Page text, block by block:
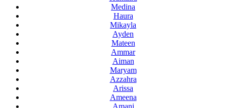
Medina
Haura
Mikayla
Ayden
Mateen
Ammar
Aiman
Maryam
Azzahra
Arissa
Ameena